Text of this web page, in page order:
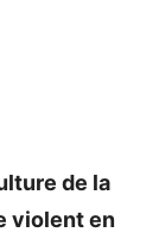
de la
violent en